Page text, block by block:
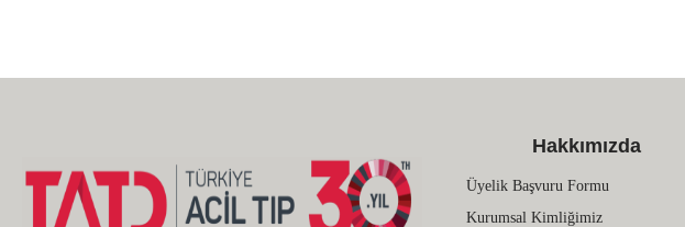
Hakkımızda
Üyelik Başvuru Formu
Kurumsal Kimliğimiz